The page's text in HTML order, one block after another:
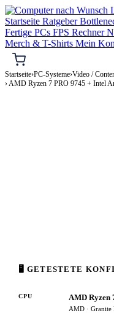
Startseite Ratgeber
Fertige PCs FPS Rechner
Merch & T-Shirts Mein
Startseite›PC-Systeme›Video /
› AMD Ryzen 7 PRO 9745 + Intel
🖥 GETESTETE
CPU AMD Ryzen
AMD · Granite